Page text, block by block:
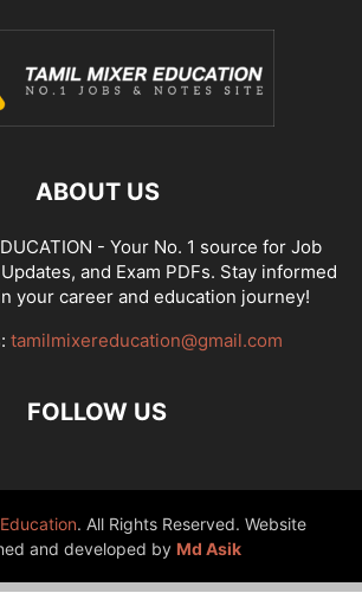
ABOUT US
- Your No. 1 source for Job
and Exam PDFs. Stay informed
your career and education journey!
tamilmixereducation@gmail.com
FOLLOW US
. All Rights Reserved. Website
and developed by Md Asik